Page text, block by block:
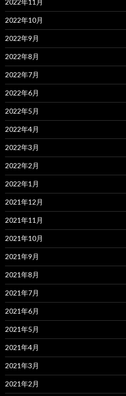
2022年11月
2022年10月
2022年9月
2022年8月
2022年7月
2022年6月
2022年5月
2022年4月
2022年3月
2022年2月
2022年1月
2021年12月
2021年11月
2021年10月
2021年9月
2021年8月
2021年7月
2021年6月
2021年5月
2021年4月
2021年3月
2021年2月